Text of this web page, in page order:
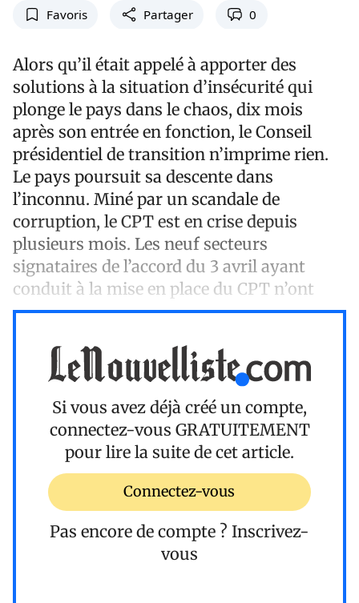
Favoris Partager 0
Alors qu’il était appelé à apporter des
solutions à la situation d’insécurité qui
plonge le pays dans le chaos, dix mois
après son entrée en fonction, le Conseil
présidentiel de transition n’imprime rien.
Le pays poursuit sa descente dans
l’inconnu. Miné par un scandale de
corruption, le CPT est en crise depuis
plusieurs mois. Les neuf secteurs
signataires de l’accord du 3 avril ayant
conduit à la mise en place du CPT n’ont
Si vous avez déjà créé un compte,
connectez-vous GRATUITEMENT
pour lire la suite de cet article.
Connectez-vous
Pas encore de compte ? Inscrivez-
vous